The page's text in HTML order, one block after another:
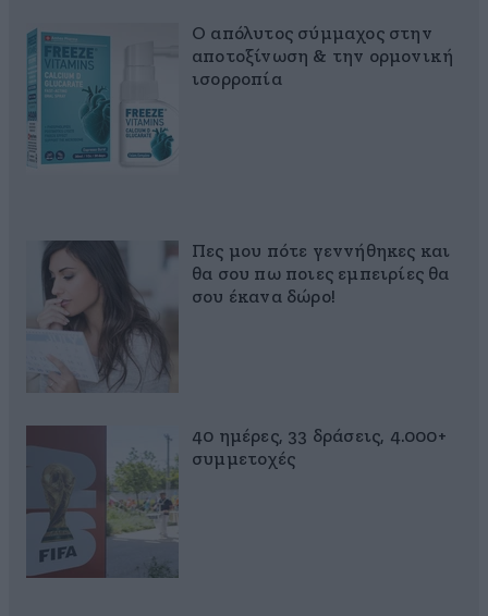
Ο απόλυτος σύμμαχος στην
αποτοξίνωση & την ορμονική
ισορροπία
Πες μου πότε γεννήθηκες και
θα σου πω ποιες εμπειρίες θα
σου έκανα δώρο!
40 ημέρες, 33 δράσεις, 4.000+
συμμετοχές